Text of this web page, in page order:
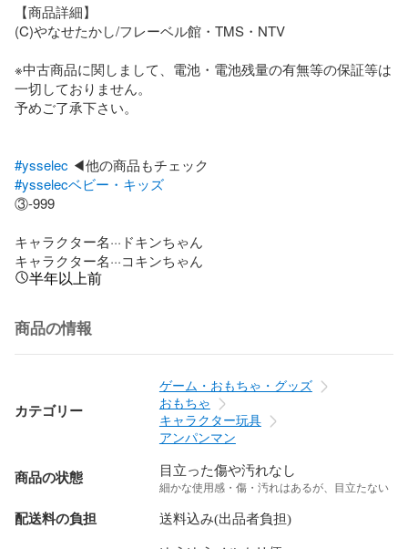
【商品詳細】
(C)やなせたかし/フレーベル館・TMS・NTV
※中古商品に関しまして、電池・電池残量の有無等の保証等は
一切しておりません。
予めご了承下さい。
#ysselec
#ysselecベビー・キッズ
③-999
キャラクター名···ドキンちゃん
キャラクター名···コキンちゃん
半年以上前
商品の情報
カテゴリー
ゲーム・おもちゃ・グッズ
おもちゃ
キャラクター玩具
アンパンマン
商品の状態 目立った傷や汚れなし
細かな使用感・傷・汚れはあるが、目立たない
配送料の負担 送料込み(出品者負担)